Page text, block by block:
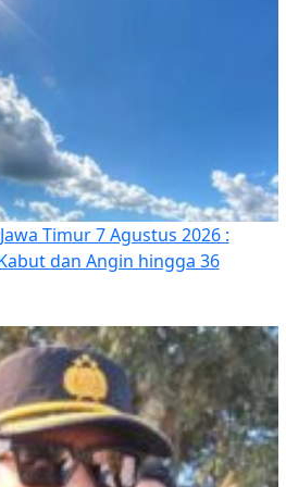
Timur 7 Agustus 2026 :
dan Angin hingga 36